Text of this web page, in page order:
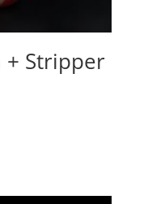
+ Stripper